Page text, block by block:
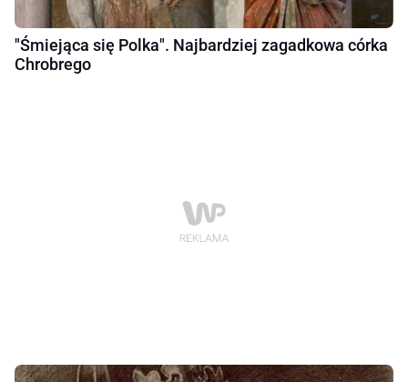
"Śmiejąca się Polka". Najbardziej zagadkowa córka
Chrobrego